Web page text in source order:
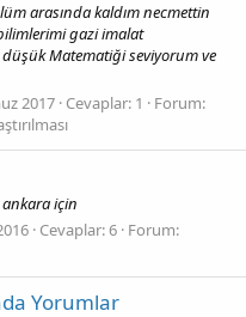
arasında kaldım necmettin
gazi imalat
Matematiği seviyorum ve
2017 Cevaplar: 1
Forum:
ankara için
Cevaplar: 6 Forum:
Yorumlar